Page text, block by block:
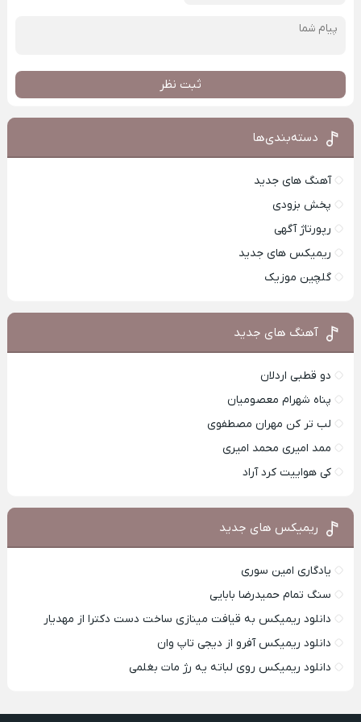
ثبت نظر
دسته‌بندی‌ها
آهنگ های جدید
پخش بزودی
رپورتاژ آگهی
ریمیکس های جدید
گلچین موزیک
آهنگ های جدید
دو قطبی اردلان
پناه شهرام معصومیان
لب تر کن مهران مصطفوی
ممد امیری محمد امیری
کی هواییت کرد آراد
ریمیکس های جدید
یادگاری امین سوری
سنگ تمام حمیدرضا بابایی
دانلود ریمیکس به قیافت مینازی ساخت دست دکترا از مهدیار
دانلود ریمیکس آفرو از ديجی تاپ وان
دانلود ریمیکس روی لباته یه رژ مات بغلمی